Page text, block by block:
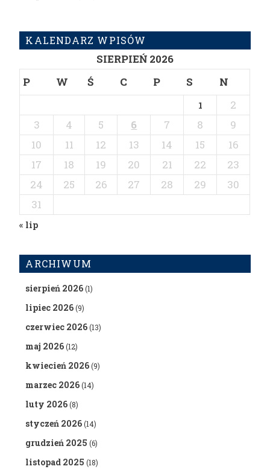
KALENDARZ WPISÓW
SIERPIEŃ 2026
P
W Ś C P S N
1
2
3
4 5 6 7 8
9
10
11 12 13 14 15
16
17
18 19 20 21 22
23
24
25 26 27 28 29
30
31
« lip
ARCHIWUM
sierpień 2026(1)
lipiec 2026(9)
czerwiec 2026(13)
maj 2026(12)
kwiecień 2026(9)
marzec 2026(14)
luty 2026(8)
styczeń 2026(14)
grudzień 2025 (6)
listopad 2025 (18)